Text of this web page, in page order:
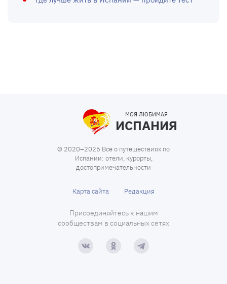
МОЯ ЛЮБИМАЯ
ИСПАНИЯ
© 2020–2026 Все о путешествиях по
Испании: отели, курорты,
достопримечательности
Карта сайта Редакция
Присоединяйтесь к нашим
сообществам в социальных сетях